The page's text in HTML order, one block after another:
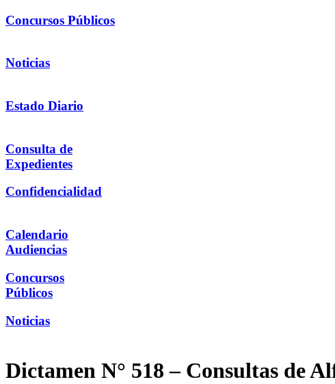
Concursos Públicos
Noticias
Estado Diario
Consulta de
Expedientes
Confidencialidad
Calendario
Audiencias
Concursos
Públicos
Noticias
Dictamen N° 518 – Consultas de